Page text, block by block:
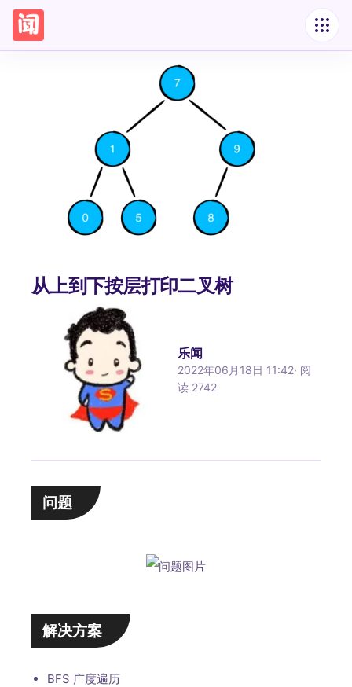
从上到下按层打印二叉树
乐闻
2022年06月18日 11:42· 阅
读 2742
问题
解决方案
BFS 广度遍历